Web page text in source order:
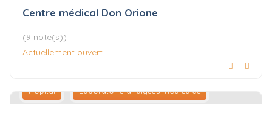
Centre médical Don Orione
(9 note(s))
Actuellement ouvert
Hôpital Laboratoire analyses médicales